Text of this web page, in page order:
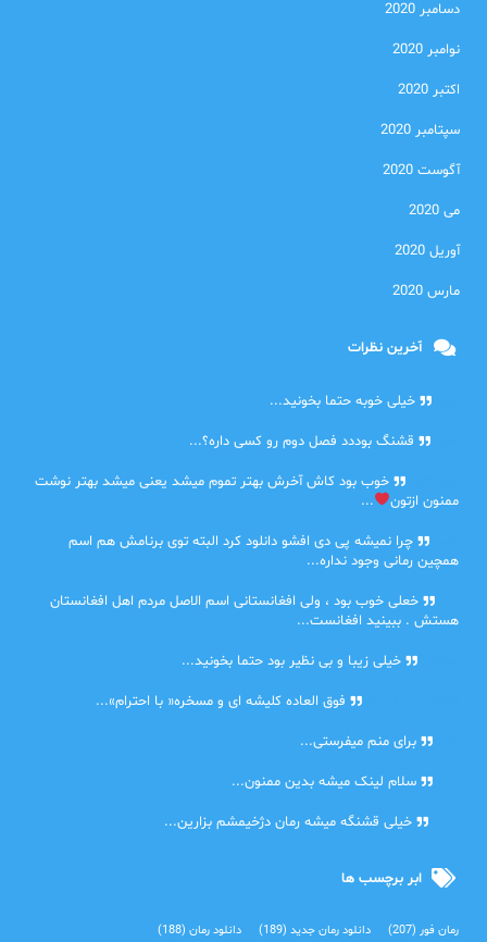
دسامبر 2020
نوامبر 2020
اکتبر 2020
سپتامبر 2020
آگوست 2020
می 2020
آوریل 2020
مارس 2020
آخرین نظرات
خیلی خوبه حتما بخونید...
قشنگ بوددد فصل دوم رو کسی داره؟...
خوب بود کاش آخرش بهتر تموم میشد یعنی میشد بهتر نوشت
ممنون ازتون
...
چرا نمیشه پی دی افشو دانلود کرد البته توی برنامش هم اسم
همچین رمانی وجود نداره...
خعلی خوب بود ، ولی افغانستانی اسم الاصل مردم اهل افغانستان
هستش . ببینید افغانست...
خیلی زیبا و بی نظیر بود حتما بخونید...
فوق العاده کلیشه ای و مسخره« با احترام»...
برای منم میفرستی...
سلام لینک میشه بدین ممنون...
خیلی قشنگه میشه رمان دژخیمشم بزارین...
ابر برچسب ها
رمان فور(207) دانلود رمان جدید(189) دانلود رمان(188)